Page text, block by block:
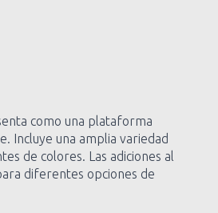
como una plataforma
Incluye una amplia variedad
de colores. Las adiciones al
diferentes opciones de